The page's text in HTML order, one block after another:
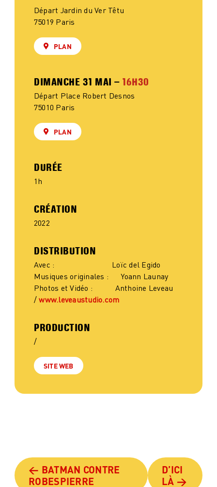
Départ Jardin du Ver Têtu
75019 Paris
PLAN
DIMANCHE 31 MAI – 16H30
Départ Place Robert Desnos
75010 Paris
PLAN
DURÉE
1h
CRÉATION
2022
DISTRIBUTION
Avec : Loïc del Egido
Musiques originales : Yoann Launay
Photos et Vidéo : Anthoine Leveau
/www.leveaustudio.com
PRODUCTION
/
SITE WEB
← BATMAN CONTRE
ROBESPIERRE
D’ICI
LÀ →